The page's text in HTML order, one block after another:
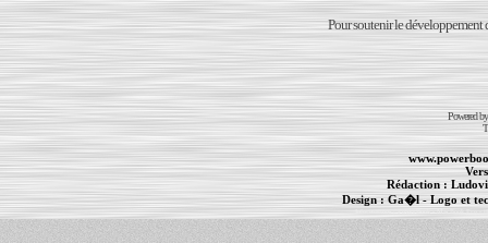
Pour soutenir le développement
Powered
Rédaction :
Design : Ga�l- Logo et